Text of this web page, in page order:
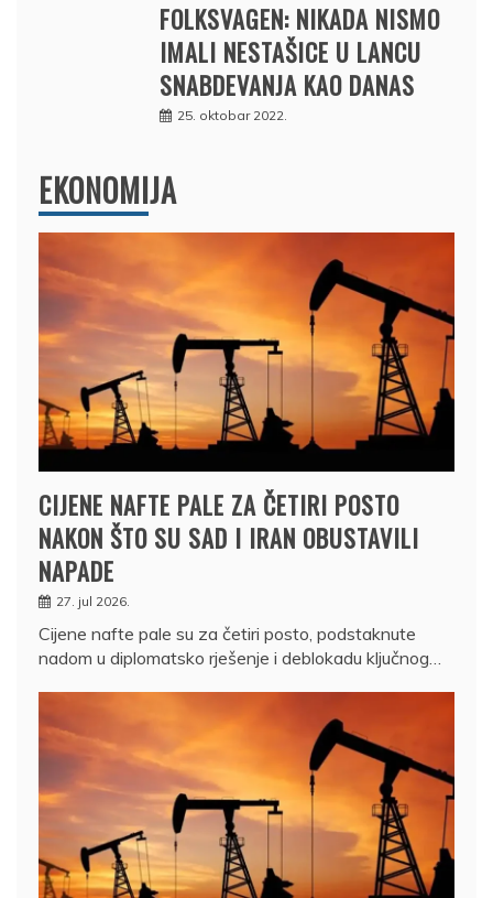
FOLKSVAGEN: NIKADA NISMO
IMALI NESTAŠICE U LANCU
SNABDEVANJA KAO DANAS
25. oktobar 2022.
EKONOMIJA
CIJENE NAFTE PALE ZA ČETIRI POSTO
NAKON ŠTO SU SAD I IRAN OBUSTAVILI
NAPADE
27. jul 2026.
Cijene nafte pale su za četiri posto, podstaknute
nadom u diplomatsko rješenje i deblokadu ključnog…